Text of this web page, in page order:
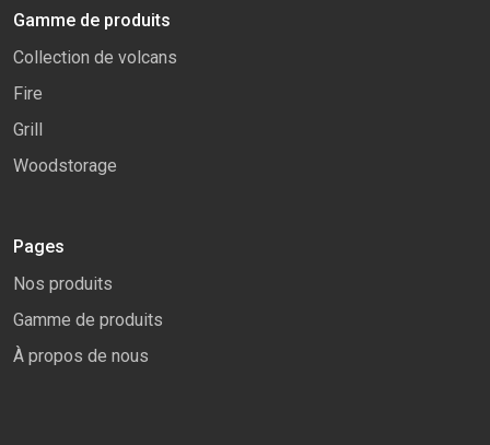
Gamme de produits
Collection de volcans
Fire
Grill
Woodstorage
Pages
Nos produits
Gamme de produits
À propos de nous